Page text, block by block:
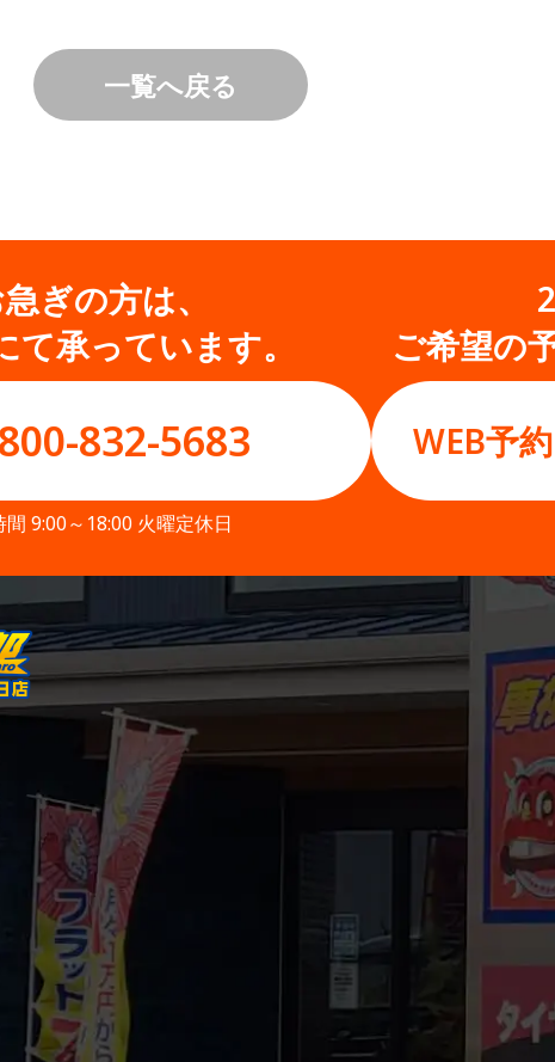
一覧へ戻る
ぎの方は、
て承っています。
832-5683
間 9:00～18:00 火曜定休日
ご希望の
WEB予